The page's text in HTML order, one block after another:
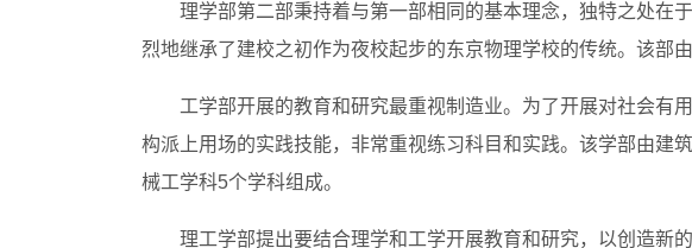
理学部第二部秉持着与第一部相同的基本理念，独特之处在
烈地继承了建校之初作为夜校起步的东京物理学校的传统。该部
工学部开展的教育和研究最重视制造业。为了开展对社会有
构派上用场的实践技能，非常重视练习科目和实践。该学部由建
械工学科5个学科组成。
理工学部提出要结合理学和工学开展教育和研究，以创造新